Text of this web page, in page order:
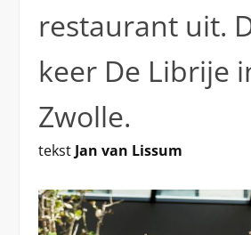
restaurant uit.
keer De Librije
Zwolle.
tekst Jan van Lissum